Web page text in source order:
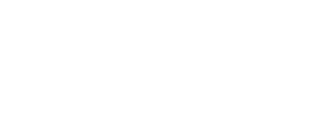
2024-2030
2018-2024